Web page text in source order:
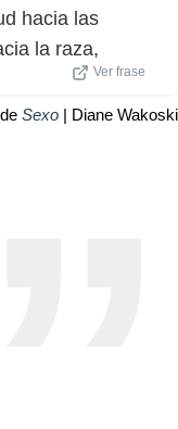
hacia las
la raza,
Ver frase
Sexo | Diane Wakoski